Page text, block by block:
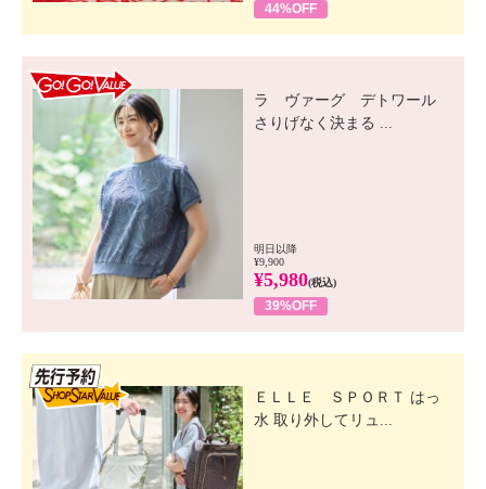
44%OFF
ラ ヴァーグ デトワール
さりげなく決まる ...
明日以降
¥9,900
¥5,980(税込)
39%OFF
ＥＬＬＥ ＳＰＯＲＴ はっ
水 取り外してリュ...